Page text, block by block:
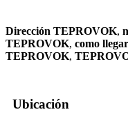
Dirección TEPROVOK,
TEPROVOK, como
TEPROVOK,
Ubicación